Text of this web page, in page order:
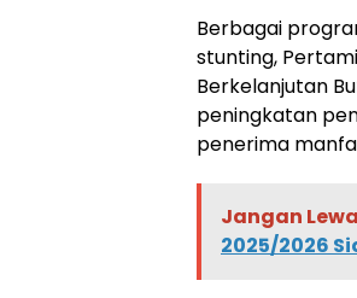
Berbagai
stunting,
Berkelanjutan
peningkatan
penerima
Jangan
2025/2026